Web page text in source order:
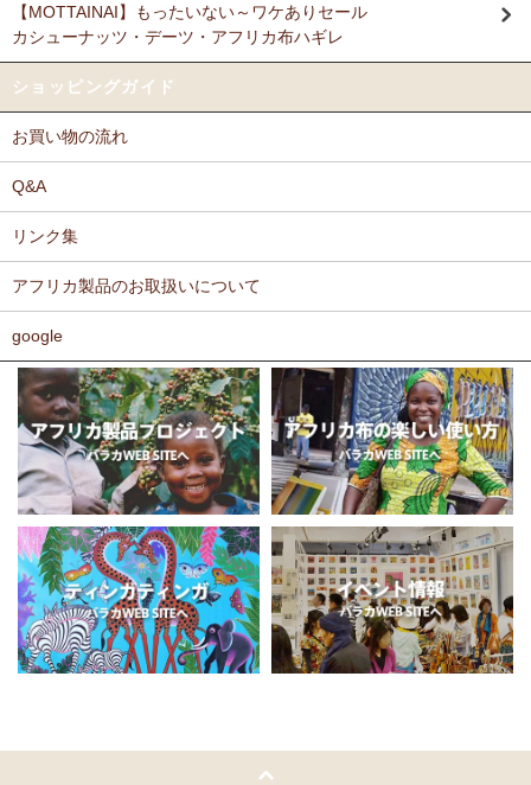
11/17：ティンガティンガ・アート～ロングサイズ（縦長・横長）
の作品新入荷！
11/17：ティンガティンガ・アート～マサイの作品新入荷！
～木彫職人ハンドメイド
荷！
11/11：ティンガティンガ・アート～Sサイズの作品 新入荷！作家
名ごとに2つのカテゴリーでご紹介します
→ 作家名 A―L
11/10：ティンガティンガ・アート【会員様シークレットセール】
～ワケあり限定品入荷！
11/5：ティンガティンガ・アート～Lサイズの作品 新入荷！作家
名ごとに2つのカテゴリーでご紹介します
→ 作家名 A―L
→ 作家名 M―Z
11/5：ティンガティンガ・アート～チャリンダの作品コーナー新
入荷！
私たちバラカは、チャリンダが遺してくださった作品を、これか
らも大切に紹介してまいります。
11/4：ティンガティンガ・アート～マサイの作品新入荷！
Ｎさまより キテンゲ リバーシブルB4トートバッグへのご
感想
以上に頑丈で持ちやすい。
Ｆさまより キテンゲ へのご感想
どのキテンゲも素敵な柄ばかりであれもこれも欲しかったのですが、
おこうと思っています。
ダンで北欧テイストを思わせるようなものもあったりして、毎回購入
するたびに嬉しく眺め入っております。
この布では何を作ろうか、どう飾ろうか・・・などと、想像力をかき
布の手触りもよく、縫いやすいので、大変気に入っております。
ホームページには目の詰まった綿素材のものを仕入れているとありま
したが、薄手のものや、ちょっと変わった素材のものも気になりま
す。常にたくさんの種類のあるカンガやキテンゲですが、新作新柄が
どんどん増えることを期待しております。
Ｔさまより ソープストーン絵皿へのご感想
アフリカン調の雑貨を並べて、玄関でキーを入れて見せるインテリア
として使っています。
重さがあり安定感があるので使いやすいと思います。
以前にもカンガを購入したのですが、気に入って毎日のように着てい
【MOTTAINAI】もったいない～ワケありセール
カシューナッツ・デーツ・アフリカ布ハギレ
ショッピングガイド
お買い物の流れ
Q&A
リンク集
アフリカ製品のお取扱いについて
google